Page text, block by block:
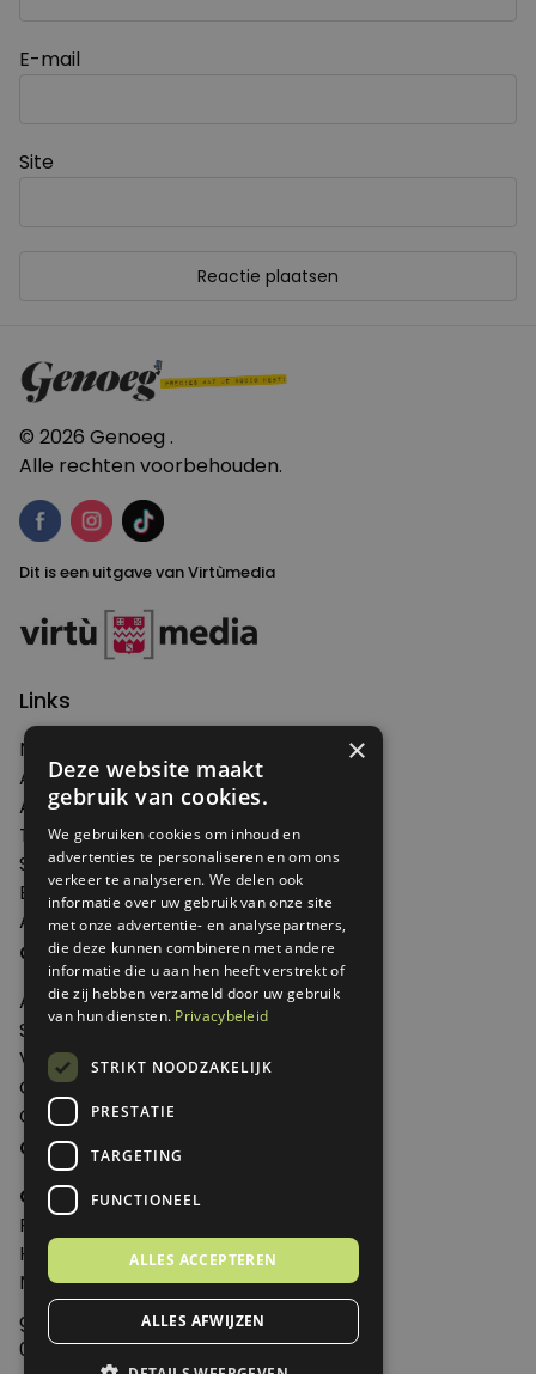
E-mail
Site
© 2026 Genoeg .
Alle rechten voorbehouden.
Dit is een uitgave van Virtùmedia
Links
Nieuws
Artikelen
Agenda
Thema's
Shop
Edities
Abonneren
Over Genoeg
Adverteren
Samenwerken
Verkooppunten
Over Genoeg
Contact
Contactgegevens
Genoeg
Postbus 595 - 3700 AN Zeist
Huis ter Heideweg 13 - 3705MA Zeist
Nederland
genoeg@spabonneeservice.nl
088-1102091
×
Deze website maakt
gebruik van cookies.
We gebruiken cookies om inhoud en
advertenties te personaliseren en om ons
verkeer te analyseren. We delen ook
informatie over uw gebruik van onze site
met onze advertentie- en analysepartners,
die deze kunnen combineren met andere
informatie die u aan hen heeft verstrekt of
die zij hebben verzameld door uw gebruik
van hun diensten. Privacybeleid
STRIKT NOODZAKELIJK
PRESTATIE
TARGETING
FUNCTIONEEL
ALLES ACCEPTEREN
ALLES AFWIJZEN